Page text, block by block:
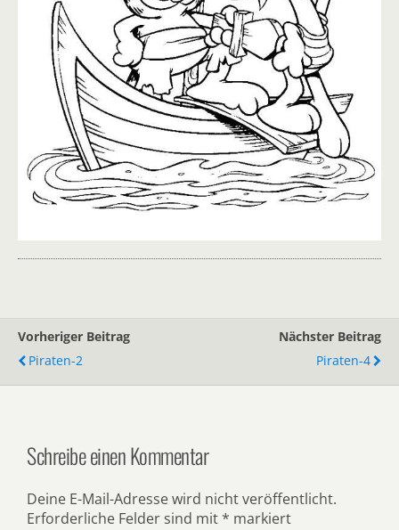
Vorheriger Beitrag
Piraten-2
Nächster Beitrag
Piraten-4
Schreibe einen Kommentar
Deine E-Mail-Adresse wird nicht veröffentlicht.
Erforderliche Felder sind mit * markiert